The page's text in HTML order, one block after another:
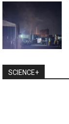
SCIENCE+